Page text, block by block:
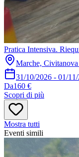
Pratica Intensiva.
Marche,
31/10/2026 - 01/
Da160 €
Scopri di più
Mostra tutti
Eventi simili